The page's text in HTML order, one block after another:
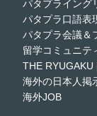
パタプライング
パタプラ口語表
パタプラ会議＆
留学コミュニテ
THE RYUGAKU
海外の日本人掲
海外JOB